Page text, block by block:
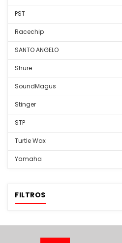
PST
Racechip
SANTO ANGELO
Shure
SoundMagus
Stinger
STP
Turtle Wax
Yamaha
FILTROS